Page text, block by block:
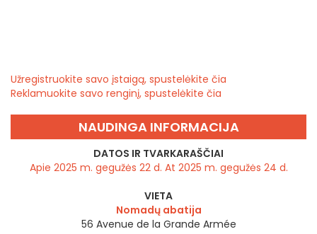
Užregistruokite savo įstaigą, spustelėkite čia
Reklamuokite savo renginį, spustelėkite čia
NAUDINGA INFORMACIJA
DATOS IR TVARKARAŠČIAI
Apie 2025 m. gegužės 22 d. At 2025 m. gegužės 24 d.
VIETA
Nomadų abatija
56 Avenue de la Grande Armée